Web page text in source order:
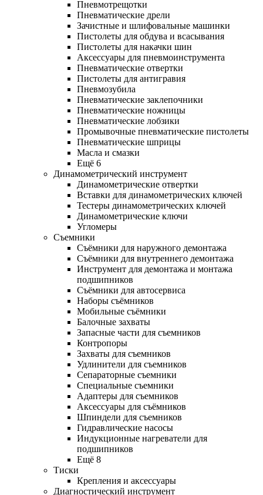
Пневмотрещотки
Пневматические дрели
Зачистные и шлифовальные машинки
Пистолеты для обдува и всасывания
Пистолеты для накачки шин
Аксессуары для пневмоинструмента
Пневматические отвертки
Пистолеты для антигравия
Пневмозубила
Пневматические заклепочники
Пневматические ножницы
Пневматические лобзики
Промывочные пневматические пистолеты
Пневматические шприцы
Масла и смазки
Ещё 6
Динамометрический инструмент
Динамометрические отвертки
Вставки для динамометрических ключей
Тестеры динамометрических ключей
Динамометрические ключи
Угломеры
Съемники
Съёмники для наружного демонтажа
Съёмники для внутреннего демонтажа
Инструмент для демонтажа и монтажа
подшипников
Съёмники для автосервиса
Наборы съёмников
Мобильные съёмники
Балочные захваты
Запасные части для съемников
Контропоры
Захваты для съемников
Удлинители для съемников
Сепараторные съемники
Специальные съемники
Адаптеры для съемников
Аксессуары для съёмников
Шпиндели для съемников
Гидравлические насосы
Индукционные нагреватели для
подшипников
Ещё 8
Тиски
Крепления и аксессуары
Диагностический инструмент